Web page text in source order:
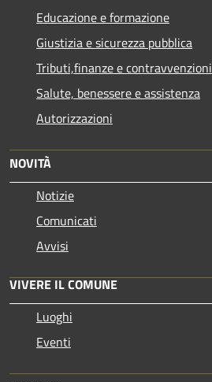
Educazione e formazione
Giustizia e sicurezza pubblica
Tributi,finanze e contravvenzioni
Salute, benessere e assistenza
Autorizzazioni
NOVITÀ
Notizie
Comunicati
Avvisi
VIVERE IL COMUNE
Luoghi
Eventi